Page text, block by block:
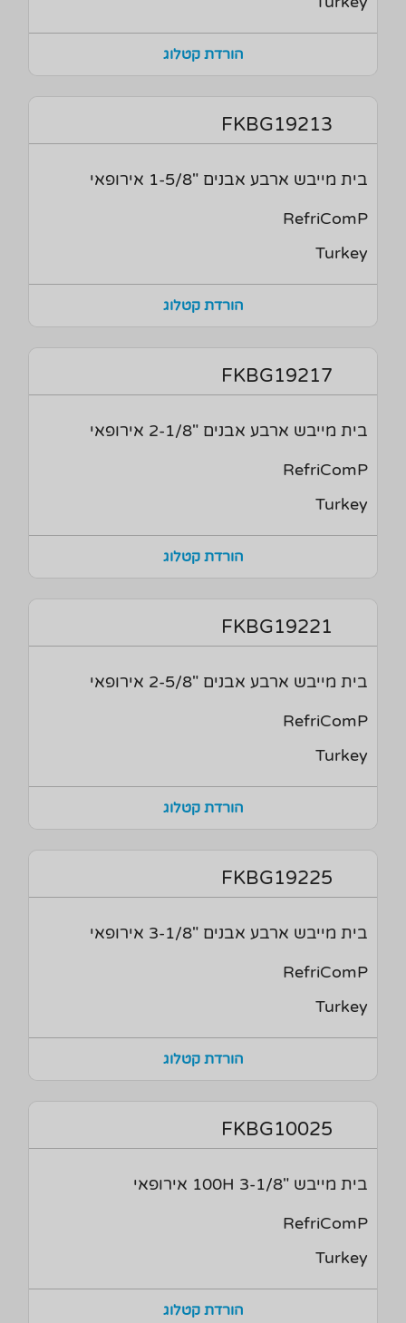
הורדת קטלוג
FKBG19213
בית מייבש ארבע אבנים "1-5/8 אירופאי
RefriComP
Turkey
הורדת קטלוג
FKBG19217
בית מייבש ארבע אבנים "2-1/8 אירופאי
RefriComP
Turkey
הורדת קטלוג
FKBG19221
בית מייבש ארבע אבנים "2-5/8 אירופאי
RefriComP
Turkey
הורדת קטלוג
FKBG19225
בית מייבש ארבע אבנים "3-1/8 אירופאי
RefriComP
Turkey
הורדת קטלוג
FKBG10025
בית מייבש "3-1/8 100H אירופאי
RefriComP
Turkey
הורדת קטלוג